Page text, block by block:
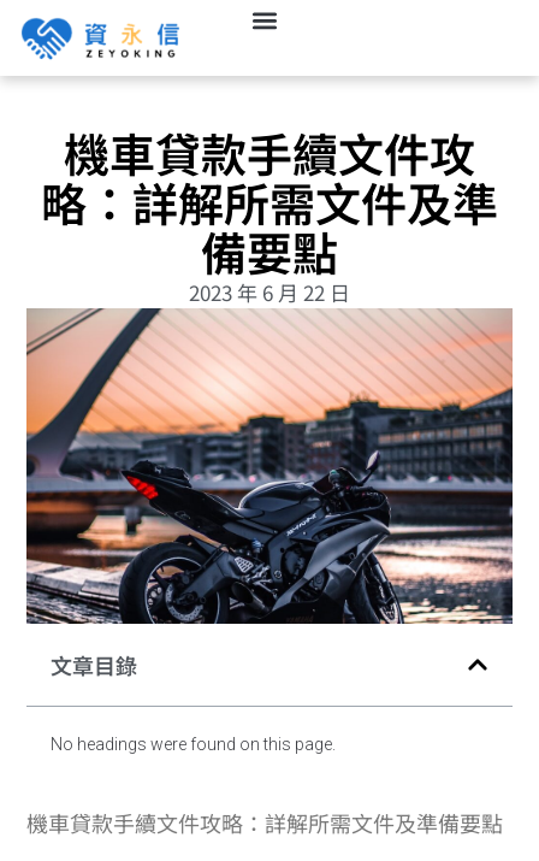
機車貸款手續文件攻
略：詳解所需文件及準
備要點
2023 年 6 月 22 日
文章目錄
No headings were found on this page.
機車貸款手續文件攻略：詳解所需文件及準備要點